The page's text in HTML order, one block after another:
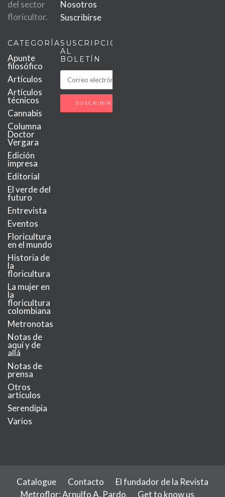
del sector
floricultor.
Nosotros
Suscribirse
CATEGORÍAS
Apunte
filosófico
Artículos
Artículos
técnicos
Cannabis
Columna
Doctor
Vergara
Edición
impresa
Editorial
El verde del
futuro
Entrevista
Eventos
Floricultura
en el mundo
Historia de
la
floricultura
La mujer en
la
floricultura
colombiana
Metronotas
Notas de
aquí y de
allá
Notas de
prensa
Otros
artículos
Serendipia
Varios
SUSCRIPCIÓN
AL
BOLETÍN
Catalogue Contacto
El fundador de la Revista
Metroflor: Arnulfo A. Pardo
Get to know us